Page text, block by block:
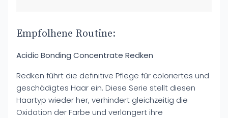
Empfolhene Routine:
Acidic Bonding Concentrate Redken
Redken führt die definitive Pflege für coloriertes und
geschädigtes Haar ein. Diese Serie stellt diesen
Haartyp wieder her, verhindert gleichzeitig die
Oxidation der Farbe und verlängert ihre